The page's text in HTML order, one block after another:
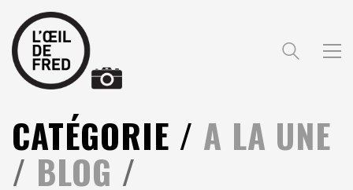
CATÉGORIE / A LA UNE
/ BLOG /